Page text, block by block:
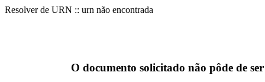
Resolver de URN :: urn não encontrada
O documento solicitado não pôde de